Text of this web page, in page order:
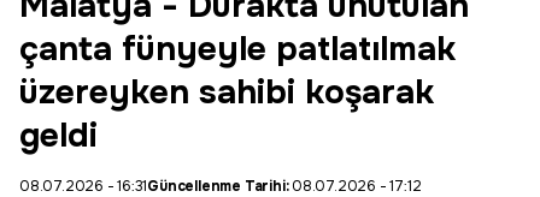
çanta fünyeyle patlatılmak
üzereyken sahibi koşarak
geldi
08.07.2026 - 16:31Güncellenme Tarihi:08.07.2026 - 17:12